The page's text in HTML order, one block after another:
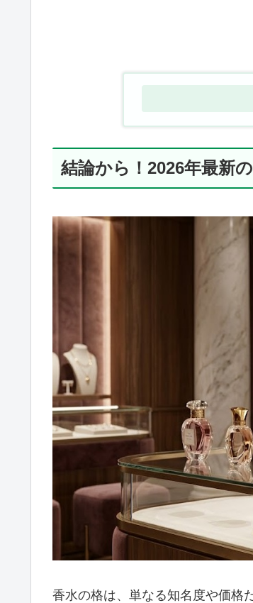
結論から！2026年最新
香水の格は、単なる知名度や価格